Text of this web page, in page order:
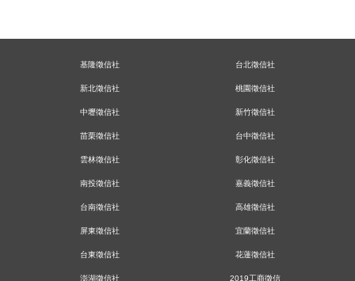
基隆徵信社 台北徵信社
新北徵信社 桃園徵信社
中壢徵信社 新竹徵信社
苗栗徵信社 台中徵信社
雲林徵信社 彰化徵信社
南投徵信社 嘉義徵信社
台南徵信社 高雄徵信社
屏東徵信社 宜蘭徵信社
台東徵信社 花蓮徵信社
澎湖徵信社 2019工商徵信